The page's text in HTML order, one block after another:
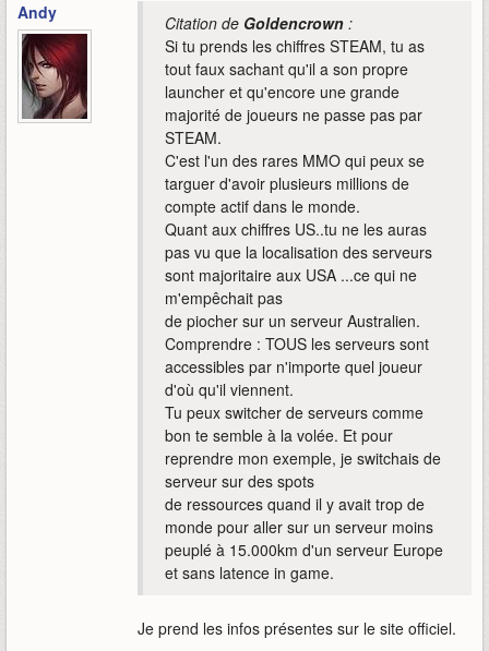
Andy Citation de Goldencrown :
Si tu prends les chiffres STEAM, tu as
tout faux sachant qu'il a son propre
launcher et qu'encore une grande
majorité de joueurs ne passe pas par
STEAM.
C'est l'un des rares MMO qui peux se
targuer d'avoir plusieurs millions de
compte actif dans le monde.
Quant aux chiffres US..tu ne les auras
pas vu que la localisation des serveurs
sont majoritaire aux USA ...ce qui ne
m'empêchait pas
de piocher sur un serveur Australien.
Comprendre : TOUS les serveurs sont
accessibles par n'importe quel joueur
d'où qu'il viennent.
Tu peux switcher de serveurs comme
bon te semble à la volée. Et pour
reprendre mon exemple, je switchais de
serveur sur des spots
de ressources quand il y avait trop de
monde pour aller sur un serveur moins
peuplé à 15.000km d'un serveur Europe
et sans latence in game.
Je prend les infos présentes sur le site officiel.